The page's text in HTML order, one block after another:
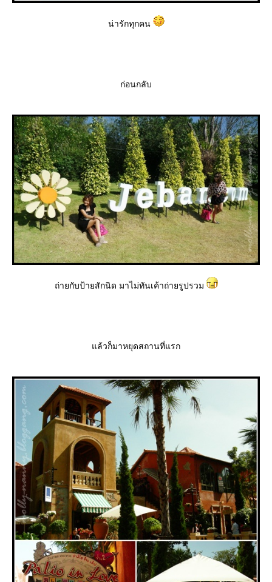
น่ารักทุกคน
ก่อนกลับ
ถ่ายกับป้ายสักนิด มาไม่ทันเค้าถ่ายรูปรวม
ล้วก็มาหยุดสถานที่แรก